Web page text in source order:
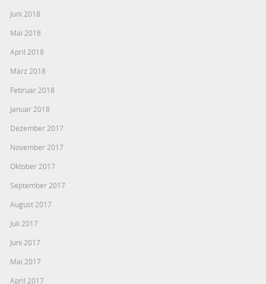
Juni 2018
Mai 2018
April 2018
März 2018
Februar 2018
Januar 2018
Dezember 2017
November 2017
Oktober 2017
September 2017
August 2017
Juli 2017
Juni 2017
Mai 2017
April 2017